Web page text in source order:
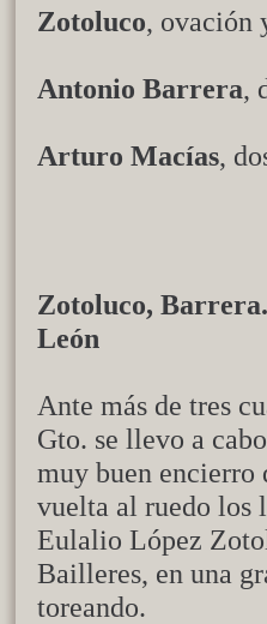
Zotoluco, ovación
Antonio Barrera,
Arturo Macías,
Zotoluco,
León
Ante más de tres
Gto. se llevo a
muy buen encierro
vuelta al ruedo los
Eulalio López
Bailleres, en una
toreando.